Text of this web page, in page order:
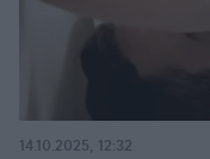
14.10.2025, 12:32